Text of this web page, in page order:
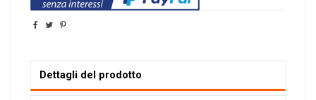
Dettagli del prodotto